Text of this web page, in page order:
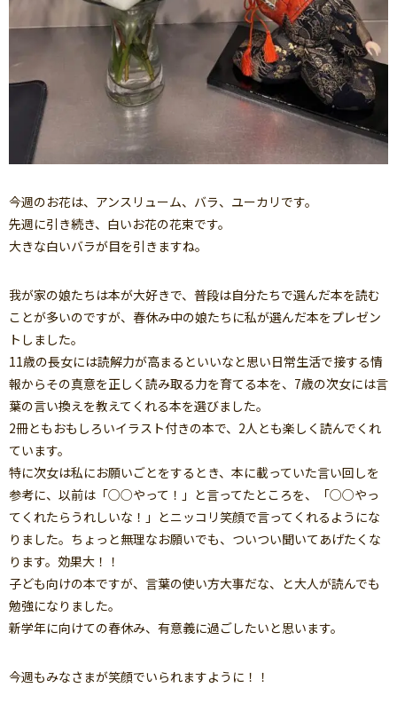
今週のお花は、アンスリューム、バラ、ユーカリです。
先週に引き続き、白いお花の花束です。
大きな白いバラが目を引きますね。
我が家の娘たちは本が大好きで、普段は自分たちで選んだ本を読む
ことが多いのですが、春休み中の娘たちに私が選んだ本をプレゼン
トしました。
11歳の長女には読解力が高まるといいなと思い日常生活で接する情
報からその真意を正しく読み取る力を育てる本を、7歳の次女には言
葉の言い換えを教えてくれる本を選びました。
2冊ともおもしろいイラスト付きの本で、2人とも楽しく読んでくれ
ています。
特に次女は私にお願いごとをするとき、本に載っていた言い回しを
参考に、以前は「○○やって！」と言ってたところを、「○○やっ
てくれたらうれしいな！」とニッコリ笑顔で言ってくれるようにな
りました。ちょっと無理なお願いでも、ついつい聞いてあげたくな
ります。効果大！！
子ども向けの本ですが、言葉の使い方大事だな、と大人が読んでも
勉強になりました。
新学年に向けての春休み、有意義に過ごしたいと思います。
今週もみなさまが笑顔でいられますように！！